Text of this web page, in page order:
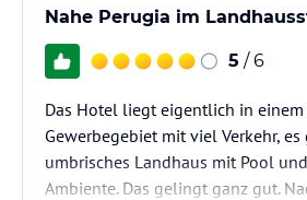
Nahe Perugia im
5 / 6
Das Hotel liegt eigentlich in
Gewerbegebiet mit viel Verkehr,
umbrisches Landhaus mit Pool
Ambiente. Das gelingt ganz gut.